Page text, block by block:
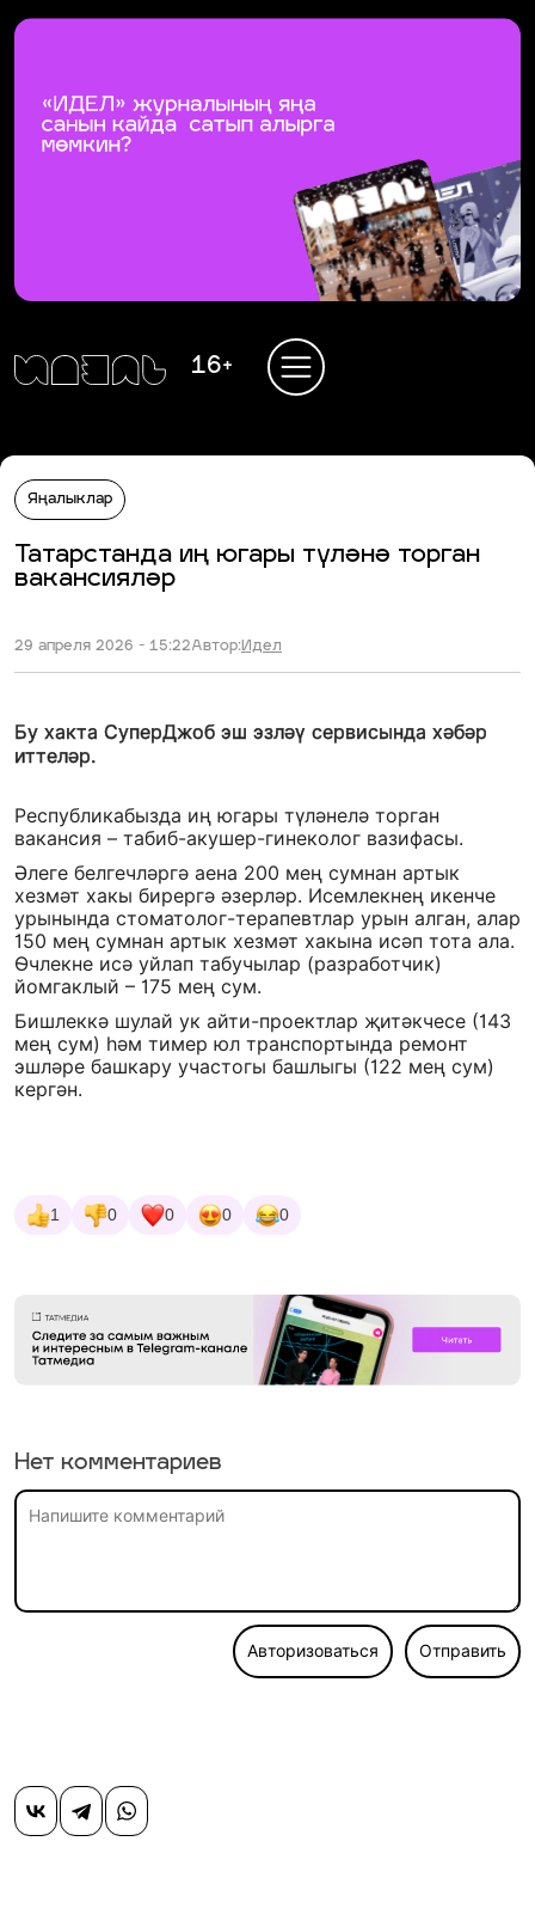
16+
Яңалыклар
Татарстанда иң югары түләнә торган
вакансияләр
29 апреля 2026 - 15:22Автор:Идел
Бу хакта СуперДжоб эш эзләү сервисында хәбәр
иттеләр.
Республикабызда иң югары түләнелә торган
вакансия – табиб-акушер-гинеколог вазифасы.
Әлеге белгечләргә аена 200 мең сумнан артык
хезмәт хакы бирергә әзерләр. Исемлекнең икенче
урынында стоматолог-терапевтлар урын алган, алар
150 мең сумнан артык хезмәт хакына исәп тота ала.
Өчлекне исә уйлап табучылар (разработчик)
йомгаклый – 175 мең сум.
Бишлеккә шулай ук айти-проектлар җитәкчесе (143
мең сум) һәм тимер юл транспортында ремонт
эшләре башкару участогы башлыгы (122 мең сум)
кергән.
1 0 0 0 0
Нет комментариев
Авторизоваться Отправить